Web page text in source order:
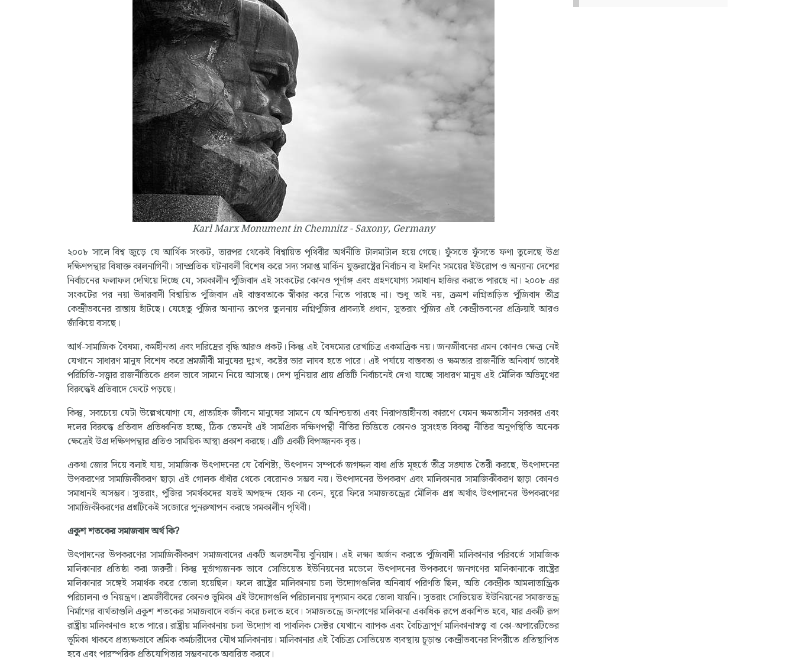
Karl Marx Monument in Chemnitz - Saxony, Germany
২০০৮ সালে বিশ্ব জুড়ে যে আর্থিক সংকট, তারপর থেকেই বিশ্বায়িত পৃথিবীর অর্থনীতি টালমাটাল হয়ে গেছে। ফুঁসতে ফুঁসতে ফণা তুলেছে উগ্র
দক্ষিণপন্থার বিষাক্ত কালনাগিনী। সাম্প্রতিক ঘটনাবলী বিশেষ করে সদ্য সমাপ্ত মার্কিন যুক্তরাষ্ট্রের নির্বাচন বা ইদানিং সময়ের ইউরোপ ও অন্যান্য দেশের
নির্বাচনের ফলাফল দেখিয়ে দিচ্ছে যে, সমকালীন পুঁজিবাদ এই সংকটের কোনও পূর্ণাঙ্গ এবং গ্রহণযোগ্য সমাধান হাজির করতে পারছে না। ২০০৮ এর
সংকটের পর নয়া উদারবাদী বিশ্বায়িত পুঁজিবাদ এই বাস্তবতাকে স্বীকার করে নিতে পারছে না। শুধু তাই নয়, ক্রমশ লগ্নিতাড়িত পুঁজিবাদ তীব্র
কেন্দ্রীভবনের রাস্তায় হাঁটছে। যেহেতু পুঁজির অন্যান্য রূপের তুলনায় লগ্নিপুঁজির প্রাবল্যই প্রধান, সুতরাং পুঁজির এই কেন্দ্রীভবনের প্রক্রিয়াই আরও
জাঁকিয়ে বসছে।
আর্থ-সামাজিক বৈষম্য, কর্মহীনতা এবং দারিদ্রের বৃদ্ধি আরও প্রকট। কিন্তু এই বৈষম্যের রেখাচিত্র একমাত্রিক নয়। জনজীবনের এমন কোনও ক্ষেত্র নেই
যেখানে সাধারণ মানুষ বিশেষ করে শ্রমজীবী মানুষের দুঃখ, কষ্টের ভার লাঘব হতে পারে। এই পর্যায়ে বাস্তবতা ও ক্ষমতার রাজনীতি অনিবার্য ভাবেই
পরিচিতি-সত্ত্বার রাজনীতিকে প্রবল ভাবে সামনে নিয়ে আসছে। দেশ দুনিয়ার প্রায় প্রতিটি নির্বাচনেই দেখা যাচ্ছে সাধারণ মানুষ এই মৌলিক অভিমুখের
বিরুদ্ধেই প্রতিবাদে ফেটে পড়ছে।
কিন্তু, সবচেয়ে যেটা উল্লেখযোগ্য যে, প্রাত্যহিক জীবনে মানুষের সামনে যে অনিশ্চয়তা এবং নিরাপত্তাহীনতা কারণে যেমন ক্ষমতাসীন সরকার এবং
দলের বিরুদ্ধে প্রতিবাদ প্রতিধ্বনিত হচ্ছে, ঠিক তেমনই এই সামগ্রিক দক্ষিণপন্থী নীতির ভিত্তিতে কোনও সুসংহত বিকল্প নীতির অনুপস্থিতি অনেক
ক্ষেত্রেই উগ্র দক্ষিণপন্থার প্রতিও সাময়িক আস্থা প্রকাশ করছে। এটি একটি বিপজ্জনক বৃত্ত।
একথা জোর দিয়ে বলাই যায়, সামাজিক উৎপাদনের যে বৈশিষ্ট্য, উৎপাদন সম্পর্কে জগদ্দল বাধা প্রতি মূহুর্তে তীব্র সঙ্ঘাত তৈরী করছে, উৎপাদনের
উপকরণের সামাজিকীকরণ ছাড়া এই গোলক ধাঁধাঁর থেকে বেরোনও সম্ভব নয়। উৎপাদনের উপকরণ এবং মালিকানার সামাজিকীকরণ ছাড়া কোনও
সমাধানই অসম্ভব। সুতরাং, পুঁজির সমর্থকদের যতই অপছন্দ হোক না কেন, ঘুরে ফিরে সমাজতন্ত্রের মৌলিক প্রশ্ন অর্থাৎ উৎপাদনের উপকরণের
সামাজিকীকরণের প্রশ্নটিকেই সজোরে পুনরুত্থাপন করছে সমকালীন পৃথিবী।
একুশ শতকের সমাজবাদ অর্থ কি?
উৎপাদনের উপকরণের সামাজিকীকরণ সমাজবাদের একটি অলঙ্ঘনীয় বুনিয়াদ। এই লক্ষ্য অর্জন করতে পুঁজিবাদী মালিকানার পরিবর্তে সামাজিক
মালিকানার প্রতিষ্ঠা করা জরুরী। কিন্তু দুর্ভাগ্যজনক ভাবে সোভিয়েত ইউনিয়নের মডেলে উৎপাদনের উপকরণে জনগণের মালিকানাকে রাষ্ট্রের
মালিকানার সঙ্গেই সমার্থক করে তোলা হয়েছিল। ফলে রাষ্ট্রের মালিকানায় চলা উদ্যোগগুলির অনিবার্য পরিণতি ছিল, অতি কেন্দ্রীক আমলাতান্ত্রিক
পরিচালনা ও নিয়ন্ত্রণ। শ্রমজীবীদের কোনও ভূমিকা এই উদ্যোগগুলি পরিচালনায় দৃশ্যমান করে তোলা যায়নি। সুতরাং সোভিয়েত ইউনিয়নের সমাজতন্ত্র
নির্মাণের ব্যর্থতাগুলি একুশ শতকের সমাজবাদে বর্জন করে চলতে হবে। সমাজতন্ত্রে জনগণের মালিকানা একাধিক রূপে প্রকাশিত হবে, যার একটি রূপ
রাষ্ট্রীয় মালিকানাও হতে পারে। রাষ্ট্রীয় মালিকানায় চলা উদ্যোগ বা পাবলিক সেক্টর যেখানে ব্যাপক এবং বৈচিত্র্যপূর্ণ মালিকানাস্বত্ত্ব বা কো-অপারেটিভের
ভূমিকা থাকবে প্রত্যক্ষভাবে শ্রমিক কর্মচারীদের যৌথ মালিকানায়। মালিকানার এই বৈচিত্র্য সোভিয়েত ব্যবস্থায় চূড়ান্ত কেন্দ্রীভবনের বিপরীতে প্রতিস্থাপিত
হবে এবং পারস্পরিক প্রতিযোগিতার সম্ভবনাকে অবারিত করবে।